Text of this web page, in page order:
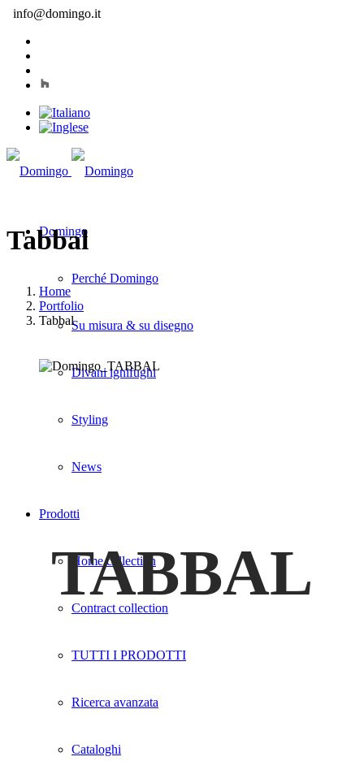
info@domingo.it
Domingo
Perché Domingo
Su misura & su disegno
Divani ignifughi
Styling
News
Prodotti
Home collection
Contract collection
TUTTI I PRODOTTI
Ricerca avanzata
Cataloghi
Tabbal
Home
Portfolio
Tabbal
TABBAL